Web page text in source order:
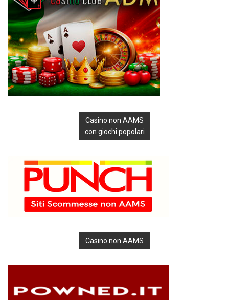
Casino non AAMS
con giochi popolari
Casino non AAMS